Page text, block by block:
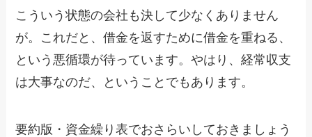
こういう状態の会社も決して少なくありません
が。これだと、借金を返すために借金を重ねる、
という悪循環が待っています。やはり、経常収支
は大事なのだ、ということでもあります。
要約版・資金繰り表でおさらいしておきましょう